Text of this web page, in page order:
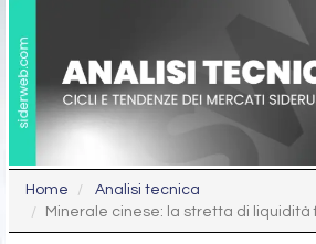
Home
Analisi tecnica
Minerale cinese: la stretta di liquidità